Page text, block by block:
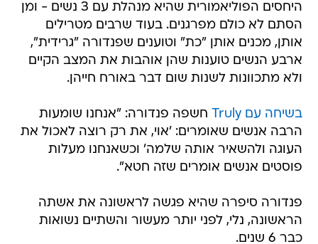
היחסים הפוליאמורית שהיא מנהלת עם 3 נשים - ומן
הסתם לא כולם מפרגנים. בעוד שרבים מטרילים
אותן, מכנים אותן "כת" וטוענים שפנדורה "גרידית",
ארבע הנשים טוענות שהן אוהבות את המצב הקיים
ולא מתכוונות לשנות שום דבר באורח חייהן.
בשיחה עם Truly
חשפה פנדורה: "אנחנו שומעות
הרבה אנשים שאומרים: 'אוי, את רק רוצה לאכול את
העוגה ולהשאיר אותה שלמה' וכשאנחנו מעלות
פוסטים אנשים אומרים שזה חטא".
פנדורה סיפרה שהיא פגשה לראשונה את אשתה
הראשונה, נלי, לפני יותר מעשור והשתיים נשואות
כבר 6 שנים.